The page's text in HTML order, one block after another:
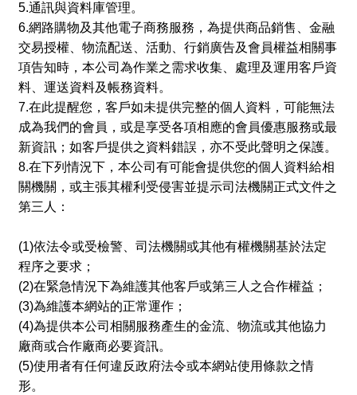
5.通訊與資料庫管理。
6.網路購物及其他電子商務服務，為提供商品銷售、金融
交易授權、物流配送、活動、行銷廣告及會員權益相關事
項告知時，本公司為作業之需求收集、處理及運用客戶資
料、運送資料及帳務資料。
7.在此提醒您，客戶如未提供完整的個人資料，可能無法
成為我們的會員，或是享受各項相應的會員優惠服務或最
新資訊；如客戶提供之資料錯誤，亦不受此聲明之保護。
8.在下列情況下，本公司有可能會提供您的個人資料給相
關機關，或主張其權利受侵害並提示司法機關正式文件之
第三人：
(1)依法令或受檢警、司法機關或其他有權機關基於法定
程序之要求；
(2)在緊急情況下為維護其他客戶或第三人之合作權益；
(3)為維護本網站的正常運作；
(4)為提供本公司相關服務產生的金流、物流或其他協力
廠商或合作廠商必要資訊。
(5)使用者有任何違反政府法令或本網站使用條款之情
形。